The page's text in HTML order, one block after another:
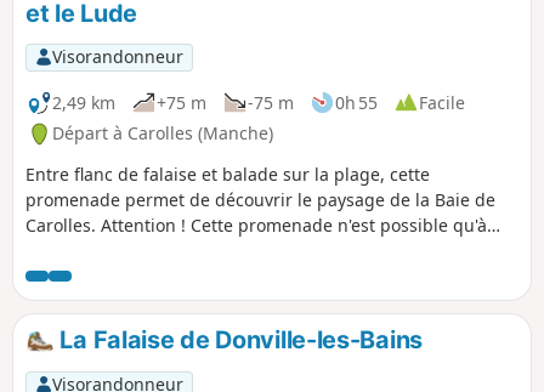
et le Lude
Visorandonneur
2,49 km
+75 m -75 m 0h 55
Facile
Départ à Carolles (Manche)
Entre flanc de falaise et balade sur la plage, cette
promenade permet de découvrir le paysage de la Baie de
Carolles. Attention ! Cette promenade n'est possible qu'à
horaires des marées avant d'emprunter cet itinéraire.
La Falaise de Donville-les-Bains
Visorandonneur